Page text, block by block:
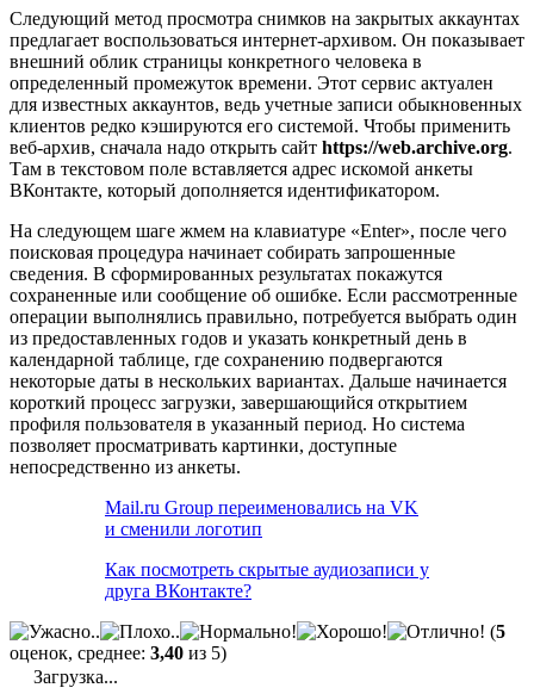
Следующий метод просмотра снимков на закрытых аккаунтах
предлагает воспользоваться интернет-архивом. Он показывает
внешний облик страницы конкретного человека в
определенный промежуток времени. Этот сервис актуален
для известных аккаунтов, ведь учетные записи обыкновенных
клиентов редко кэшируются его системой. Чтобы применить
веб-архив, сначала надо открыть сайт https://web.archive.org.
Там в текстовом поле вставляется адрес искомой анкеты
ВКонтакте, который дополняется идентификатором.
На следующем шаге жмем на клавиатуре «Enter», после чего
поисковая процедура начинает собирать запрошенные
сведения. В сформированных результатах покажутся
сохраненные или сообщение об ошибке. Если рассмотренные
операции выполнялись правильно, потребуется выбрать один
из предоставленных годов и указать конкретный день в
календарной таблице, где сохранению подвергаются
некоторые даты в нескольких вариантах. Дальше начинается
короткий процесс загрузки, завершающийся открытием
профиля пользователя в указанный период. Но система
позволяет просматривать картинки, доступные
непосредственно из анкеты.
Mail.ru Group переименовались на VK
и сменили логотип
Как посмотреть скрытые аудиозаписи у
друга ВКонтакте?
(5
оценок, среднее: 3,40 из 5)
Загрузка...